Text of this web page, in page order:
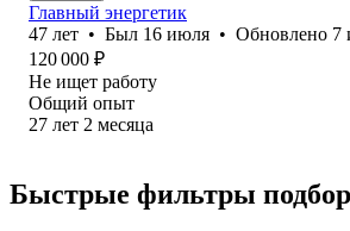
Главный энергетик
47 лет • Был 16 июля • Обновлено 7
120 000 ₽
Не ищет работу
Общий опыт
27 лет 2 месяца
Быстрые фильтры